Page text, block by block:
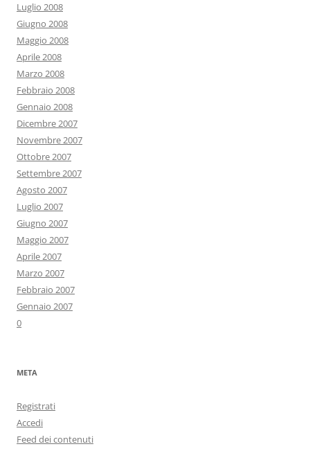
Luglio 2008
Giugno 2008
Maggio 2008
Aprile 2008
Marzo 2008
Febbraio 2008
Gennaio 2008
Dicembre 2007
Novembre 2007
Ottobre 2007
Settembre 2007
Agosto 2007
Luglio 2007
Giugno 2007
Maggio 2007
Aprile 2007
Marzo 2007
Febbraio 2007
Gennaio 2007
0
META
Registrati
Accedi
Feed dei contenuti